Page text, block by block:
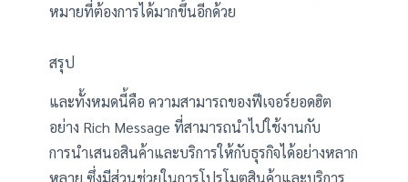
หมายที่ต้องการได้มากขึ้นอีกด้วย
สรุป
และทั้งหมดนี้คือ ความสามารถของฟีเจอร์ยอดฮิต
อย่าง Rich Message ที่สามารถนำไปใช้งานกับ
การนำเสนอสินค้าและบริการให้กับธุรกิจได้อย่างหลาก
หลาย ซึ่งมีส่วนช่วยในการโปรโมตสินค้าและบริการ